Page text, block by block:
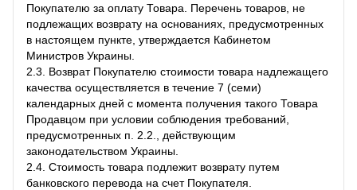
Покупателю за оплату Товара. Перечень товаров, не
подлежащих возврату на основаниях, предусмотренных
в настоящем пункте, утверждается Кабинетом
Министров Украины.
2.3. Возврат Покупателю стоимости товара надлежащего
качества осуществляется в течение 7 (семи)
календарных дней с момента получения такого Товара
Продавцом при условии соблюдения требований,
предусмотренных п. 2.2., действующим
законодательством Украины.
2.4. Стоимость товара подлежит возврату путем
банковского перевода на счет Покупателя.